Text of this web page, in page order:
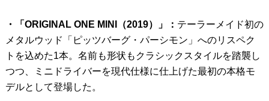
・「ORIGINAL ONE MINI（2019）」： テーラーメイド初の
メタルウッド「ピッツバーグ・パーシモン」へのリスペク
トを込めた1本。名前も形状もクラシックスタイルを踏襲し
つつ、ミニドライバーを現代仕様に仕上げた最初の本格モ
デルとして登場した。